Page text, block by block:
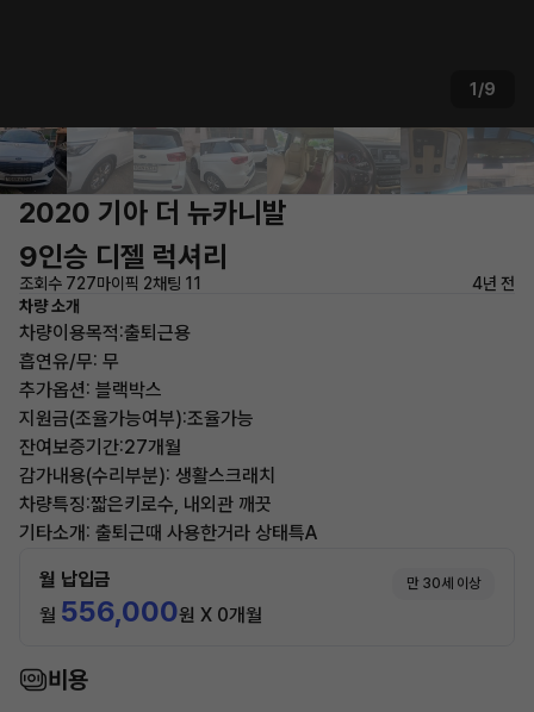
1/9
2020 기아 더 뉴카니발
9인승 디젤 럭셔리
조회수 727마이픽 2채팅 11
4년 전
차량 소개
차량이용목적:출퇴근용
흡연유/무: 무
추가옵션: 블랙박스
지원금(조율가능여부):조율가능
잔여보증기간:27개월
감가내용(수리부분): 생활스크래치
차량특징:짧은키로수, 내외관 깨끗
기타소개: 출퇴근때 사용한거라 상태특A
월 납입금 만 30세 이상
월 556,000원 X 0개월
비용